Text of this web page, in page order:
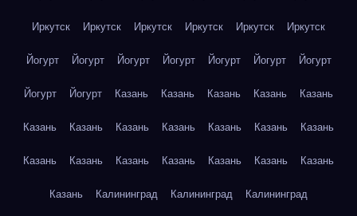
Иркутск Иркутск Иркутск Иркутск Иркутск Иркутск
Йогурт Йогурт Йогурт Йогурт Йогурт Йогурт Йогурт
Йогурт Йогурт Казань Казань Казань Казань Казань
Казань Казань Казань Казань Казань Казань Казань
Казань Казань Казань Казань Казань Казань Казань
Казань Калининград Калининград Калининград